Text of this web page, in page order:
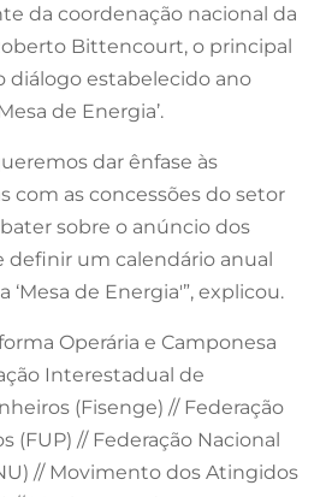
da coordenação nacional da
Bittencourt, o principal
diálogo estabelecido ano
de Energia’.
dar ênfase às
com as concessões do setor
sobre o anúncio dos
definir um calendário anual
‘Mesa de Energia'”, explicou.
Operária e Camponesa
Interestadual de
(Fisenge) // Federação
(FUP) // Federação Nacional
// Movimento dos Atingidos